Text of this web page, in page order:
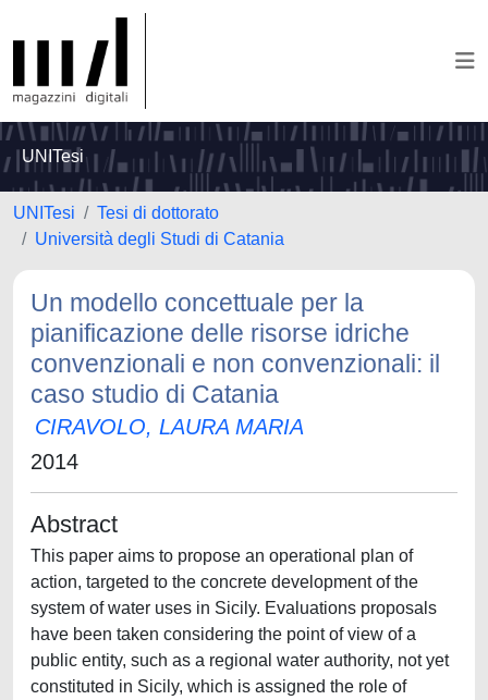
UNITesi
UNITesi
Tesi di dottorato
Università degli Studi di Catania
Un modello concettuale per la
pianificazione delle risorse idriche
convenzionali e non convenzionali: il
caso studio di Catania
CIRAVOLO, LAURA MARIA
2014
Abstract
This paper aims to propose an operational plan of
action, targeted to the concrete development of the
system of water uses in Sicily. Evaluations proposals
have been taken considering the point of view of a
public entity, such as a regional water authority, not yet
constituted in Sicily, which is assigned the role of